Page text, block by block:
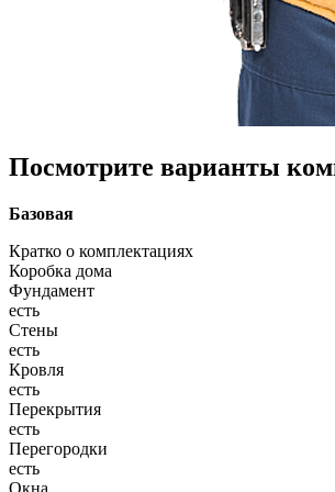
Посмотрите варианты
Базовая
Кратко о комплектациях
Коробка дома
Фундамент
есть
Стены
есть
Кровля
есть
Перекрытия
есть
Перегородки
есть
Окна